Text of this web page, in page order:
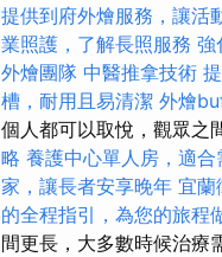
提供到府外燴服務，讓活
業照護，了解長照服務 強
外燴團隊 中醫推拿技術
槽，耐用且易清潔 外燴
個人都可以取悅，觀眾之
略 養護中心單人房，適
家，讓長者安享晚年 宜蘭
的全程指引，為您的旅程
間更長，大多數時候治療